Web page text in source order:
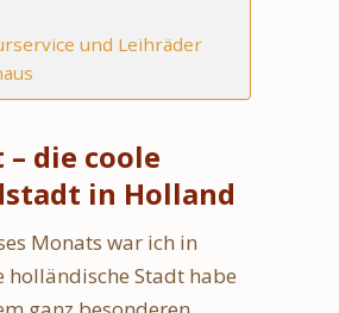
und Leihräder
die coole
in Holland
Monats war ich in
holländische Stadt habe